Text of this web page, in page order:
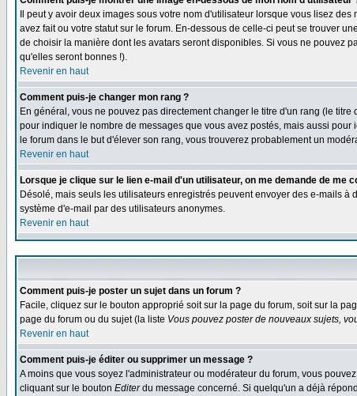
Il peut y avoir deux images sous votre nom d'utilisateur lorsque vous lisez
avez fait ou votre statut sur le forum. En-dessous de celle-ci peut se trouver
de choisir la manière dont les avatars seront disponibles. Si vous ne pouvez
qu'elles seront bonnes !).
Revenir en haut
Comment puis-je changer mon rang ?
En général, vous ne pouvez pas directement changer le titre d'un rang (le
pour indiquer le nombre de messages que vous avez postés, mais aussi
le forum dans le but d'élever son rang, vous trouverez probablement un
Revenir en haut
Lorsque je clique sur le lien e-mail d'un utilisateur, on me demande de me
Désolé, mais seuls les utilisateurs enregistrés peuvent envoyer des e-mails
système d'e-mail par des utilisateurs anonymes.
Revenir en haut
Comment puis-je poster un sujet dans un forum ?
Facile, cliquez sur le bouton approprié soit sur la page du forum, soit sur la
page du forum ou du sujet (la liste Vous pouvez poster de nouveaux sujets,
Revenir en haut
Comment puis-je éditer ou supprimer un message ?
A moins que vous soyez l'administrateur ou modérateur du forum, vous
cliquant sur le bouton Editerdu message concerné. Si quelqu'un a déjà